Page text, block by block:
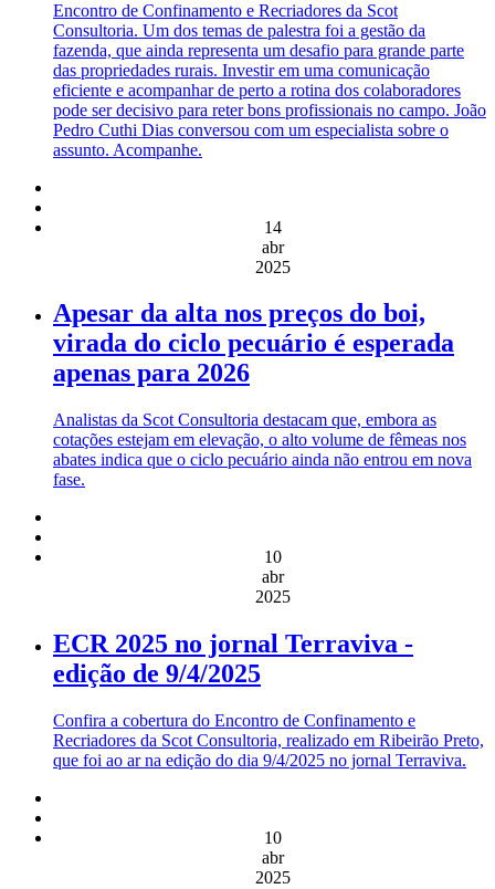
Encontro de Confinamento e Recriadores da Scot
Consultoria. Um dos temas de palestra foi a gestão da
fazenda, que ainda representa um desafio para grande parte
das propriedades rurais. Investir em uma comunicação
eficiente e acompanhar de perto a rotina dos colaboradores
pode ser decisivo para reter bons profissionais no campo. João
Pedro Cuthi Dias conversou com um especialista sobre o
assunto. Acompanhe.
14
abr
2025
Apesar da alta nos preços do boi,
virada do ciclo pecuário é esperada
apenas para 2026
Analistas da Scot Consultoria destacam que, embora as
cotações estejam em elevação, o alto volume de fêmeas nos
abates indica que o ciclo pecuário ainda não entrou em nova
fase.
10
abr
2025
ECR 2025 no jornal Terraviva -
edição de 9/4/2025
Confira a cobertura do Encontro de Confinamento e
Recriadores da Scot Consultoria, realizado em Ribeirão Preto,
que foi ao ar na edição do dia 9/4/2025 no jornal Terraviva.
10
abr
2025